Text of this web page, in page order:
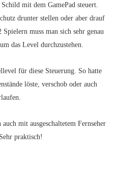
mit dem GamePad steuert.
drunter stellen oder aber drauf
muss man sich sehr genau
das Level durchzustehen.
für diese Steuerung. So hatte
löste, verschob oder auch
mit ausgeschaltetem Fernseher
praktisch!